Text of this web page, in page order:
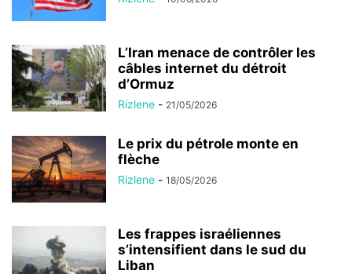
L’Iran menace de contrôler les
câbles internet du détroit
d’Ormuz
Rizlene - 21/05/2026
Le prix du pétrole monte en
flèche
Rizlene - 18/05/2026
Les frappes israéliennes
s’intensifient dans le sud du
Liban